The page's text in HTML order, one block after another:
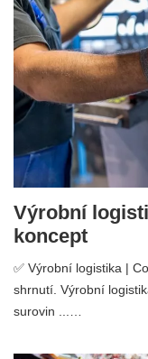
Výrobní
koncept
✅ Výrobní logistika |
shrnutí. Výrobní
surovin ...…